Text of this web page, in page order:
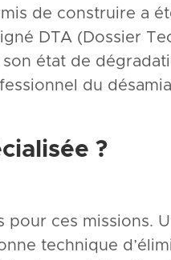
de construire a
DTA (Dossier
son état de
du
?
ces missions.
technique